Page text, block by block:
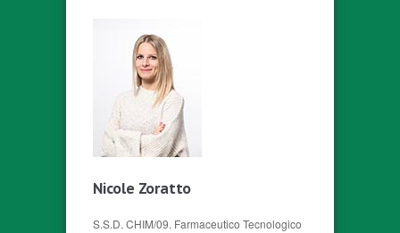
Nicole Zoratto
S.S.D. CHIM/09. Farmaceutico Tecnologico